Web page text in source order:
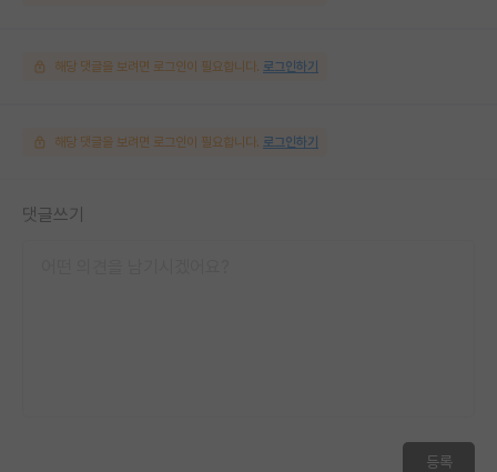
해당 댓글을 보려면 로그인이 필요합니다. 로그인하기
해당 댓글을 보려면 로그인이 필요합니다. 로그인하기
댓글쓰기
등록